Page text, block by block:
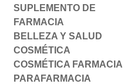
SUPLEMENTO DE
FARMACIA
BELLEZA Y SALUD
COSMÉTICA
COSMÉTICA FARMACIA
PARAFARMACIA